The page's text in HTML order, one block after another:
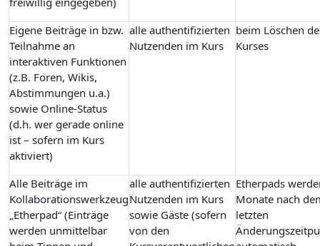
Eigene Beiträge in bzw.
Teilnahme an
interaktiven Funktionen
(z.B. Foren, Wikis,
Abstimmungen u.a.)
sowie Online-Status
(d.h. wer gerade online
ist – sofern im Kurs
aktiviert)
alle authentifizierten
Nutzenden im Kurs
beim Löschen
Kurses
Alle Beiträge im
Kollaborationswerkzeug
„Etherpad“ (Einträge
werden unmittelbar
alle authentifizierten
Nutzenden im Kurs
sowie Gäste (sofern
von den
Etherpads
Monate nach
letzten